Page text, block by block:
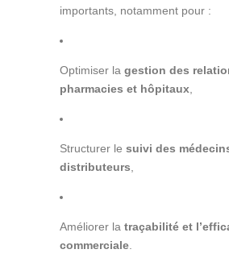
importants, notamment pour :
Optimiser la gestion des
pharmacies et hôpitaux,
Structurer le suivi des
distributeurs,
Améliorer la traçabilité et
commerciale.